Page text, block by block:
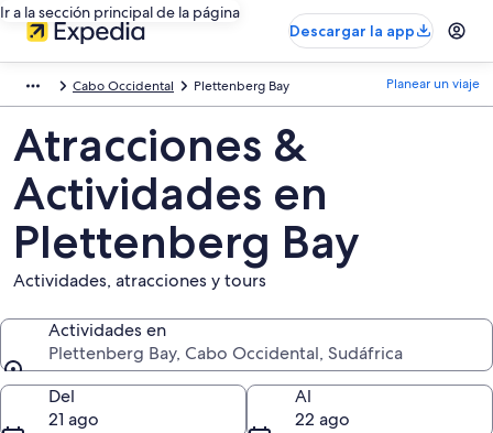
Ir a la sección principal de la página
Descargar la app
Cabo Occidental Plettenberg Bay Planear un viaje
Atracciones &
Actividades en
Plettenberg Bay
Actividades, atracciones y tours
Actividades en
Plettenberg Bay, Cabo Occidental, Sudáfrica
Actividades en
Del
21 ago
Al
22 ago